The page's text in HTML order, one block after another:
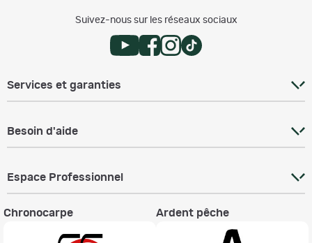
Suivez-nous sur les réseaux sociaux
Services et garanties
Besoin d'aide
Espace Professionnel
Chronocarpe Ardent pêche